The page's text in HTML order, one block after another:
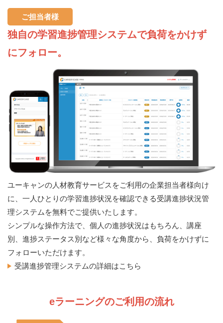
ご担当者様
独自の学習進捗管理システムで負荷をかけず
にフォロー。
ユーキャンの人材教育サービスをご利用の企業担当者様向け
に、一人ひとりの学習進捗状況を確認できる受講進捗状況管
理システムを無料でご提供いたします。
シンプルな操作方法で、個人の進捗状況はもちろん、講座
別、進捗ステータス別など様々な角度から、負荷をかけずに
フォローいただけます。
受講進捗管理システムの詳細はこちら
eラーニングのご利用の流れ